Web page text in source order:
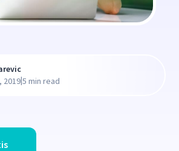
2019|5 min read